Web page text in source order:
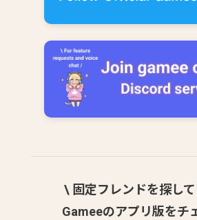
\ 固定フレンドを探し
Gameeのアプリ版をチ